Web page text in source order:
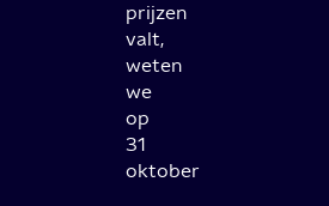
prijzen
valt,
weten
we
op
31
oktober